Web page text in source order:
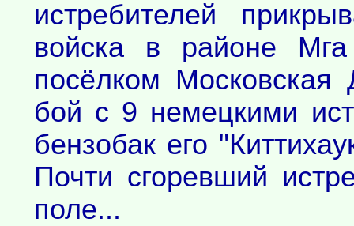
истребителей
войска в районе
посёлком Московская
бой с 9 немецкими
бензобак его
Почти сгоревший
поле...